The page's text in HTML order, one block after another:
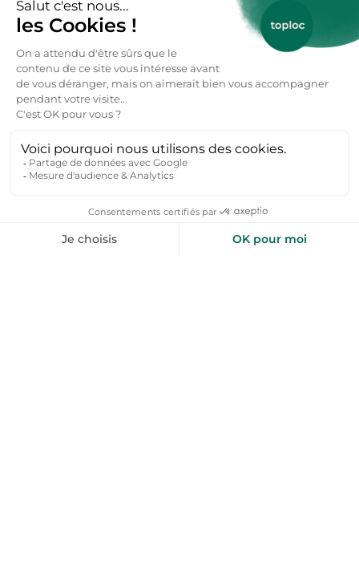
De l'aide pour votre prochain
séjour nature ?
Inspirez-moi
+50 000 voyageurs aiment nos bons plans